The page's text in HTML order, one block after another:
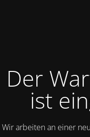
Der
ist
Wir arbeiten an einer